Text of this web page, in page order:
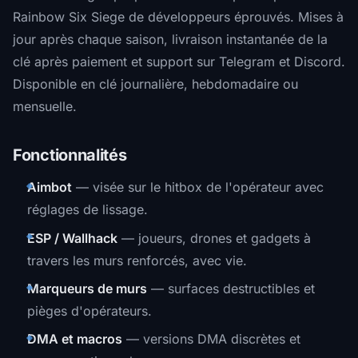
Rainbow Six Siege de développeurs éprouvés. Mises à
jour après chaque saison, livraison instantanée de la
clé après paiement et support sur Telegram et Discord.
Disponible en clé journalière, hebdomadaire ou
mensuelle.
Fonctionnalités
Aimbot — visée sur le hitbox de l'opérateur avec
réglages de lissage.
ESP / Wallhack — joueurs, drones et gadgets à
travers les murs renforcés, avec vie.
Marqueurs de murs — surfaces destructibles et
pièges d'opérateurs.
DMA et macros — versions DMA discrètes et